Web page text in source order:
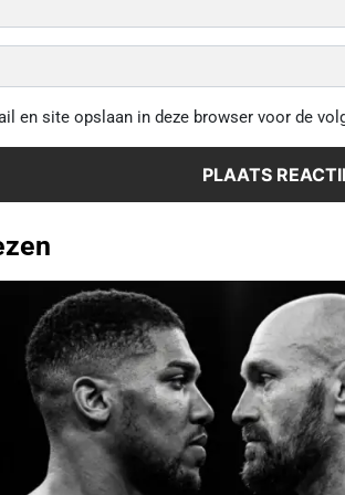
en site opslaan in deze browser voor de